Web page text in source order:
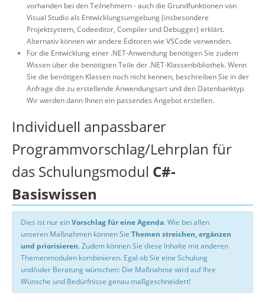
vorhanden bei den Teilnehmern - auch die Grundfunktionen von
Visual Studio als Entwicklungsumgebung (insbesondere
Projektsystem, Codeeditor, Compiler und Debugger) erklärt.
Alternativ können wir andere Editoren wie VSCode verwenden.
Für die Entwicklung einer .NET-Anwendung benötigen Sie zudem
Wissen über die benötigten Teile der .NET-Klassenbibliothek. Wenn
Sie die benötigen Klassen noch nicht kennen, beschreiben Sie in der
Anfrage die zu erstellende Anwendungsart und den Datenbanktyp.
Wir werden dann Ihnen ein passendes Angebot erstellen.
Individuell anpassbarer
Programmvorschlag/Lehrplan für
das Schulungsmodul C#-
Basiswissen
Dies ist nur einVorschlag für eine Agenda. Wie bei allen
unseren Maßnahmen können Sie Themen streichen, ergänzen
und priorisieren. Zudem können Sie diese Inhalte mit anderen
Themenmodulen kombinieren. Egal ob Sie eine Schulung
und/oder Beratung wünschen: Die Maßnahme wird auf Ihre
Wünsche und Bedürfnisse genau maßgeschneidert!